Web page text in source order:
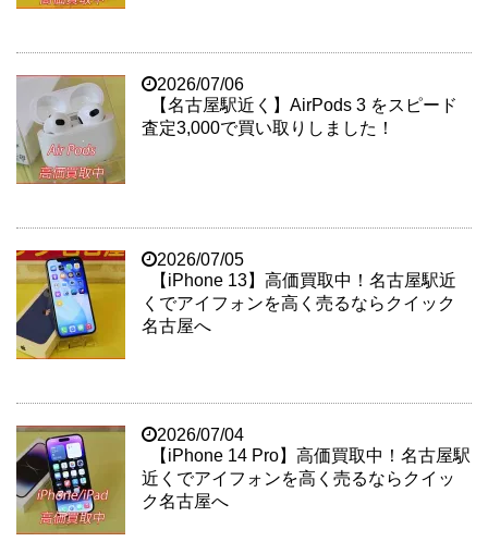
2026/07/06
【名古屋駅近く】AirPods 3 をスピード
査定3,000で買い取りしました！
2026/07/05
【iPhone 13】高価買取中！名古屋駅近
くでアイフォンを高く売るならクイック
名古屋へ
2026/07/04
【iPhone 14 Pro】高価買取中！名古屋駅
近くでアイフォンを高く売るならクイッ
ク名古屋へ